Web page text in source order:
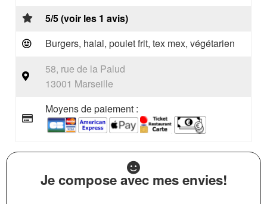
5/5 (voir les 1 avis)
Burgers, halal, poulet frit, tex mex, végétarien
58, rue de la Palud
13001 Marseille
Moyens de paiement :
Je compose avec mes envies!